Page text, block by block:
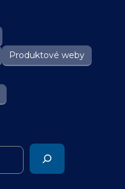
Produktové weby